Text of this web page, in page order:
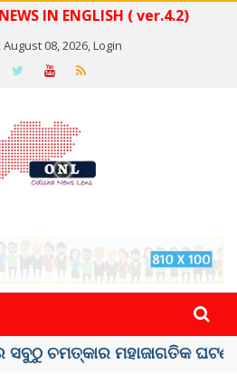
IN ENGLISH ( ver.4.2)
08, 2026,Login
‘ରାଟ୍ ଫିଭର୍’ ଆତଙ୍କ, ୫୮ ମୃତ